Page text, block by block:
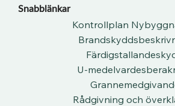
Snabblänkar
Kontrollplan
U-
Rådgivning och